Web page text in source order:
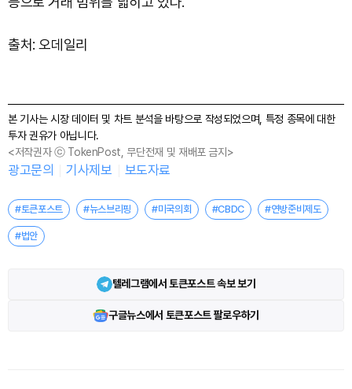
출처: 오데일리
본 기사는 시장 데이터 및 차트 분석을 바탕으로 작성되었으며, 특정 종목에 대한
투자 권유가 아닙니다.
<저작권자 ⓒ TokenPost, 무단전재 및 재배포 금지>
광고문의 기사제보 보도자료
#토큰포스트 #뉴스브리핑 #미국의회 #CBDC #연방준비제도
#법안
텔레그램에서 토큰포스트 속보 보기
구글뉴스에서 토큰포스트 팔로우하기